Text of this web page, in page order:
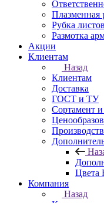
Плазменная
Рубка
Размотка
Акции
Клиентам
Назад
Клиентам
Доставка
ГОСТ и ТУ
Сортамент
Цвета
Компания
Назад